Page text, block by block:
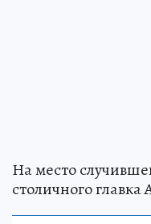
На место
столичного